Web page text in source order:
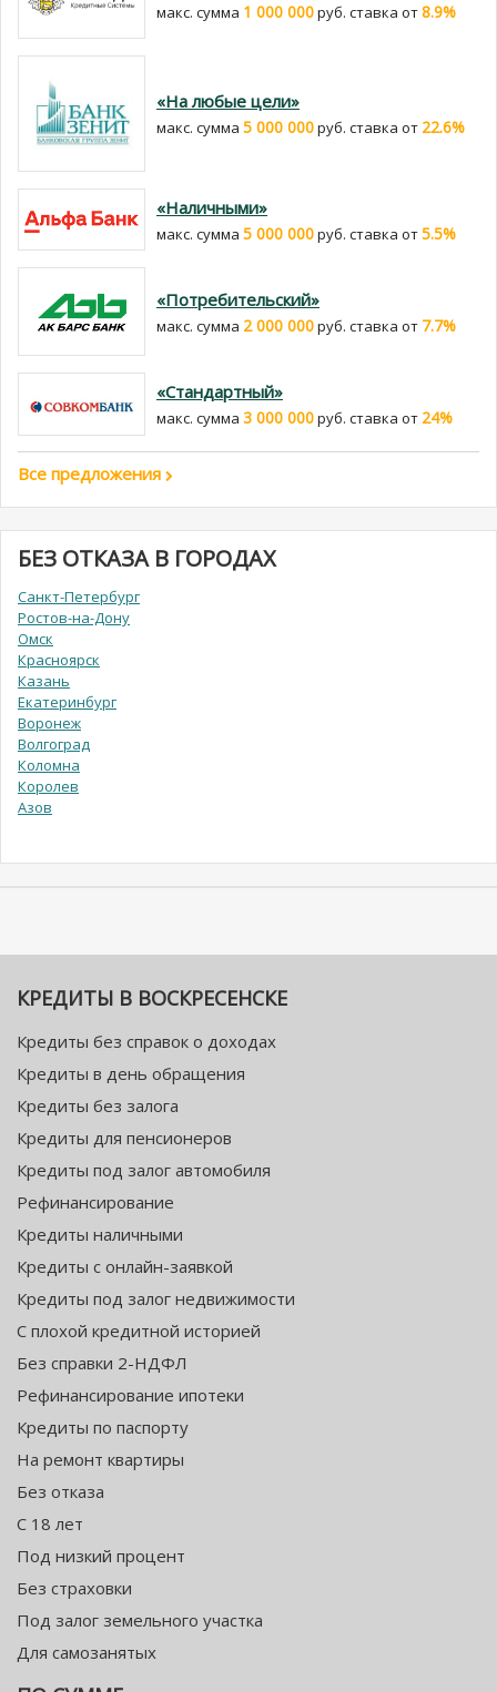
макс. сумма 1 000 000руб. cтавка от8.9%
«На любые цели»
макс. сумма 5 000 000руб. cтавка от 22.6%
«Наличными»
макс. сумма 5 000 000руб. cтавка от5.5%
«Потребительский»
макс. сумма 2 000 000руб. cтавка от 7.7%
«Стандартный»
макс. сумма 3 000 000руб. cтавка от 24%
Все предложения
БЕЗ ОТКАЗА В ГОРОДАХ
Санкт-Петербург
Ростов-на-Дону
Омск
Красноярск
Казань
Екатеринбург
Воронеж
Волгоград
Коломна
Королев
Азов
КРЕДИТЫ В ВОСКРЕСЕНСКЕ
Кредиты без справок о доходах
Кредиты в день обращения
Кредиты без залога
Кредиты для пенсионеров
Кредиты под залог автомобиля
Рефинансирование
Кредиты наличными
Кредиты с онлайн-заявкой
Кредиты под залог недвижимости
С плохой кредитной историей
Без справки 2-НДФЛ
Рефинансирование ипотеки
Кредиты по паспорту
На ремонт квартиры
Без отказа
С 18 лет
Под низкий процент
Без страховки
Под залог земельного участка
Для самозанятых